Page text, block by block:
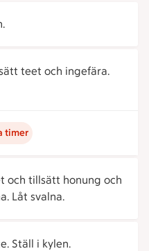
teet och ingefära.
timer
och tillsätt honung och
Låt svalna.
Ställ i kylen.